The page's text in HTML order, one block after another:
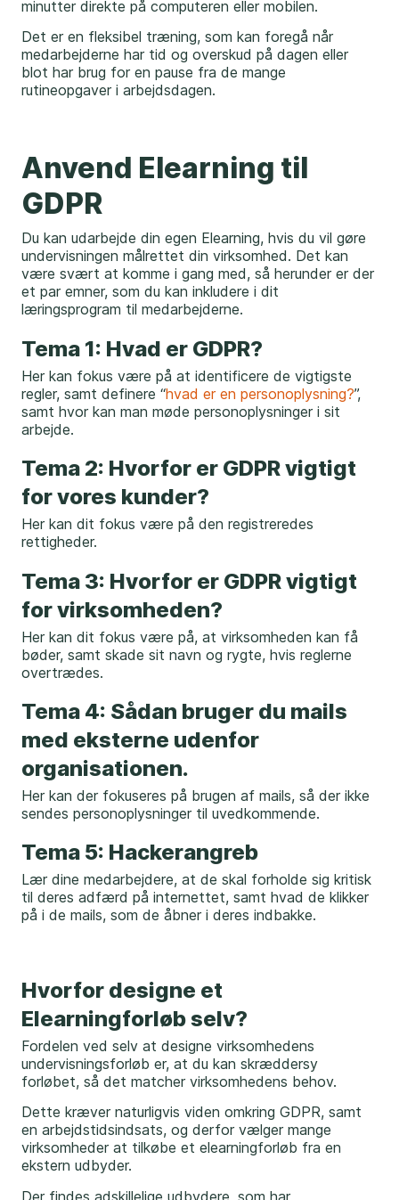
minutter direkte på computeren eller mobilen.
Det er en fleksibel træning, som kan foregå når
medarbejderne har tid og overskud på dagen eller
blot har brug for en pause fra de mange
rutineopgaver i arbejdsdagen.
Anvend Elearning til
GDPR
Du kan udarbejde din egen Elearning, hvis du vil gøre
undervisningen målrettet din virksomhed. Det kan
være svært at komme i gang med, så herunder er der
et par emner, som du kan inkludere i dit
læringsprogram til medarbejderne.
Tema 1: Hvad er GDPR?
Her kan fokus være på at identificere de vigtigste
regler, samt definere “hvad er en personoplysning?”,
samt hvor kan man møde personoplysninger i sit
arbejde.
Tema 2: Hvorfor er GDPR vigtigt
for vores kunder?
Her kan dit fokus være på den registreredes
rettigheder.
Tema 3: Hvorfor er GDPR vigtigt
for virksomheden?
Her kan dit fokus være på, at virksomheden kan få
bøder, samt skade sit navn og rygte, hvis reglerne
overtrædes.
Tema 4: Sådan bruger du mails
med eksterne udenfor
organisationen.
Her kan der fokuseres på brugen af mails, så der ikke
sendes personoplysninger til uvedkommende.
Tema 5: Hackerangreb
Lær dine medarbejdere, at de skal forholde sig kritisk
til deres adfærd på internettet, samt hvad de klikker
på i de mails, som de åbner i deres indbakke.
Hvorfor designe et
Elearningforløb selv?
Fordelen ved selv at designe virksomhedens
undervisningsforløb er, at du kan skræddersy
forløbet, så det matcher virksomhedens behov.
Dette kræver naturligvis viden omkring GDPR, samt
en arbejdstidsindsats, og derfor vælger mange
virksomheder at tilkøbe et elearningforløb fra en
ekstern udbyder.
Der findes adskillelige udbydere, som har